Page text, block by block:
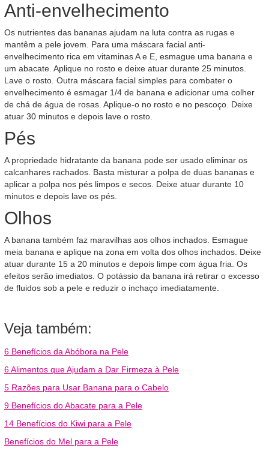
Anti-envelhecimento
Os nutrientes das bananas ajudam na luta contra as rugas e
mantêm a pele jovem. Para uma máscara facial anti-
envelhecimento rica em vitaminas A e E, esmague uma banana e
um abacate. Aplique no rosto e deixe atuar durante 25 minutos.
Lave o rosto. Outra máscara facial simples para combater o
envelhecimento é esmagar 1/4 de banana e adicionar uma colher
de chá de água de rosas. Aplique-o no rosto e no pescoço. Deixe
atuar 30 minutos e depois lave o rosto.
Pés
A propriedade hidratante da banana pode ser usado eliminar os
calcanhares rachados. Basta misturar a polpa de duas bananas e
aplicar a polpa nos pés limpos e secos. Deixe atuar durante 10
minutos e depois lave os pés.
Olhos
A banana também faz maravilhas aos olhos inchados. Esmague
meia banana e aplique na zona em volta dos olhos inchados. Deixe
atuar durante 15 a 20 minutos e depois limpe com água fria. Os
efeitos serão imediatos. O potássio da banana irá retirar o excesso
de fluidos sob a pele e reduzir o inchaço imediatamente.
Veja também:
6 Benefícios da Abóbora na Pele
6 Alimentos que Ajudam a Dar Firmeza à Pele
5 Razões para Usar Banana para o Cabelo
9 Benefícios do Abacate para a Pele
14 Benefícios do Kiwi para a Pele
Benefícios do Mel para a Pele